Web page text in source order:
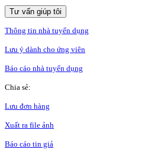
Tư vấn giúp tôi
Thông tin nhà tuyển dụng
Lưu ý dành cho ứng viên
Báo cáo nhà tuyển dụng
Chia sẻ:
Lưu đơn hàng
Xuất ra file ảnh
Báo cáo tin giả